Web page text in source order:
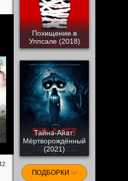
Похищение в
Уппсале (2018)
Тайна-Айат:
Мёртворождённый
(2021)
ПОДБОРКИ